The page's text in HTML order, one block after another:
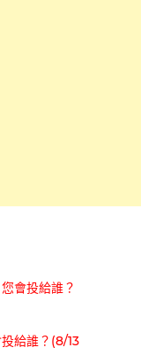
會投給誰？
給誰？(8/13